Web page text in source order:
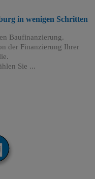
in wenigen Schritten
Baufinanzierung.
der Finanzierung Ihrer
Sie ...